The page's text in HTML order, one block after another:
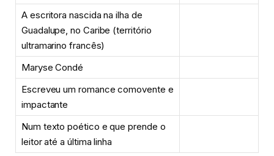
A escritora nascida na ilha de
Guadalupe, no Caribe (território
ultramarino francês)
Maryse Condé
Escreveu um romance comovente e
impactante
Num texto poético e que prende o
leitor até a última linha